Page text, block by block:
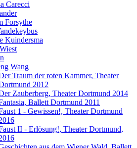
Carecci
Forsythe
Kuindersma
Wang
Traum der roten Kammer, Theater
2012
Zauberberg, Theater Dortmund 2014
Ballett Dortmund 2011
1 - Gewissen!, Theater Dortmund
II - Erlösung!, Theater Dortmund,